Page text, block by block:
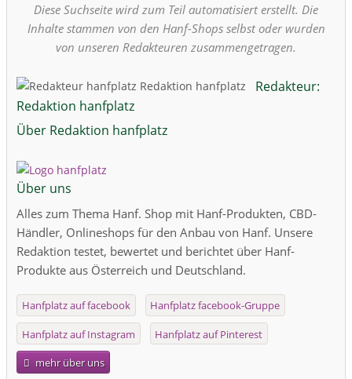
Diese Suchseite wird zum Teil automatisiert erstellt. Die
Inhalte stammen von den Hanf-Shops selbst oder wurden
von unseren Redakteuren zusammengetragen.
Redakteur:
Redaktion hanfplatz
Über Redaktion hanfplatz
Über uns
Alles zum Thema Hanf. Shop mit Hanf-Produkten, CBD-
Händler, Onlineshops für den Anbau von Hanf. Unsere
Redaktion testet, bewertet und berichtet über Hanf-
Produkte aus Österreich und Deutschland.
Hanfplatz auf facebook Hanfplatz facebook-Gruppe
Hanfplatz auf Instagram Hanfplatz auf Pinterest
mehr über uns